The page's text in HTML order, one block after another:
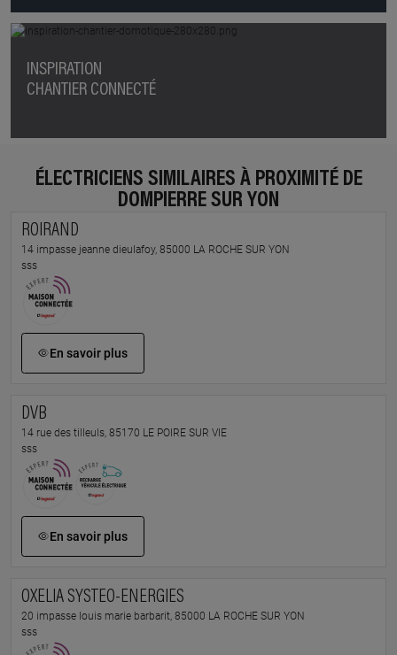
INSPIRATION
CHANTIER CONNECTÉ
ÉLECTRICIENS SIMILAIRES À PROXIMITÉ DE
DOMPIERRE SUR YON
ROIRAND
14 impasse jeanne dieulafoy, 85000 LA ROCHE SUR YON
sss
En savoir plus
DVB
14 rue des tilleuls, 85170 LE POIRE SUR VIE
sss
En savoir plus
OXELIA SYSTEO-ENERGIES
20 impasse louis marie barbarit, 85000 LA ROCHE SUR YON
sss